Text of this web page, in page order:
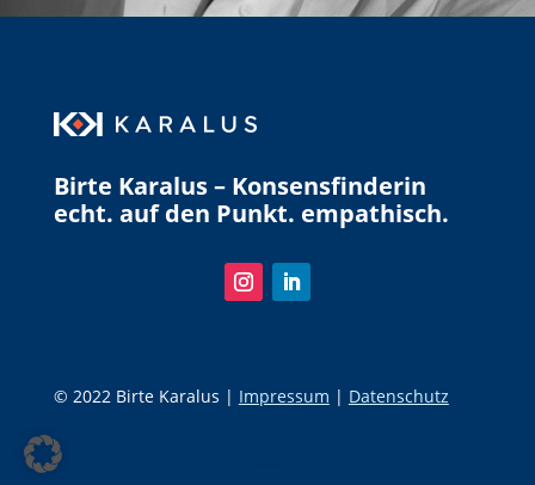
Birte Karalus – Konsensfinderin
echt. auf den Punkt. empathisch.
© 2022 Birte Karalus | Impressum | Datenschutz